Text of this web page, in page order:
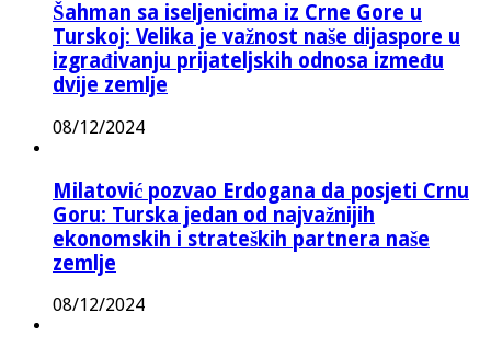
Šahman sa iseljenicima iz Crne Gore u
Turskoj: Velika je važnost naše dijaspore u
izgrađivanju prijateljskih odnosa između
dvije zemlje
08/12/2024
Milatović pozvao Erdogana da posjeti Crnu
Goru: Turska jedan od najvažnijih
ekonomskih i strateških partnera naše
zemlje
08/12/2024